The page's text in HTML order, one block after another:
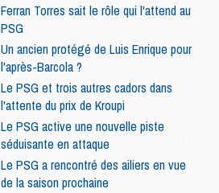
Ferran Torres sait le rôle qui l'attend au
PSG
Un ancien protégé de Luis Enrique pour
l'après-Barcola ?
Le PSG et trois autres cadors dans
l'attente du prix de Kroupi
Le PSG active une nouvelle piste
séduisante en attaque
Le PSG a rencontré des ailiers en vue
de la saison prochaine